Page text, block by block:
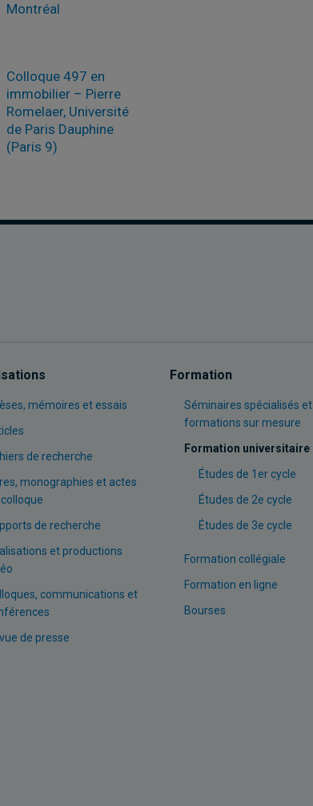
Montréal
Colloque 497 en
immobilier – Pierre
Romelaer, Université
de Paris Dauphine
(Paris 9)
mémoires et essais
de recherche
monographies et actes
de recherche
et productions
communications et
de presse
Formation
Séminaires spécialisés et
formations sur mesure
Formation universitaire
Études de 1er cycle
Études de 2e cycle
Études de 3e cycle
Formation collégiale
Formation en ligne
Bourses